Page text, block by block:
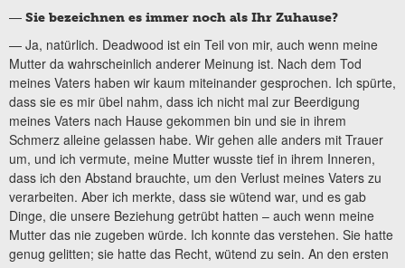
— Sie bezeichnen es immer noch als Ihr Zuhause?
— Ja, natürlich. Deadwood ist ein Teil von mir, auch wenn meine
Mutter da wahrscheinlich anderer Meinung ist. Nach dem Tod
meines Vaters haben wir kaum miteinander gesprochen. Ich spürte,
dass sie es mir übel nahm, dass ich nicht mal zur Beerdigung
meines Vaters nach Hause gekommen bin und sie in ihrem
Schmerz alleine gelassen habe. Wir gehen alle anders mit Trauer
um, und ich vermute, meine Mutter wusste tief in ihrem Inneren,
dass ich den Abstand brauchte, um den Verlust meines Vaters zu
verarbeiten. Aber ich merkte, dass sie wütend war, und es gab
Dinge, die unsere Beziehung getrübt hatten – auch wenn meine
Mutter das nie zugeben würde. Ich konnte das verstehen. Sie hatte
genug gelitten; sie hatte das Recht, wütend zu sein. An den ersten